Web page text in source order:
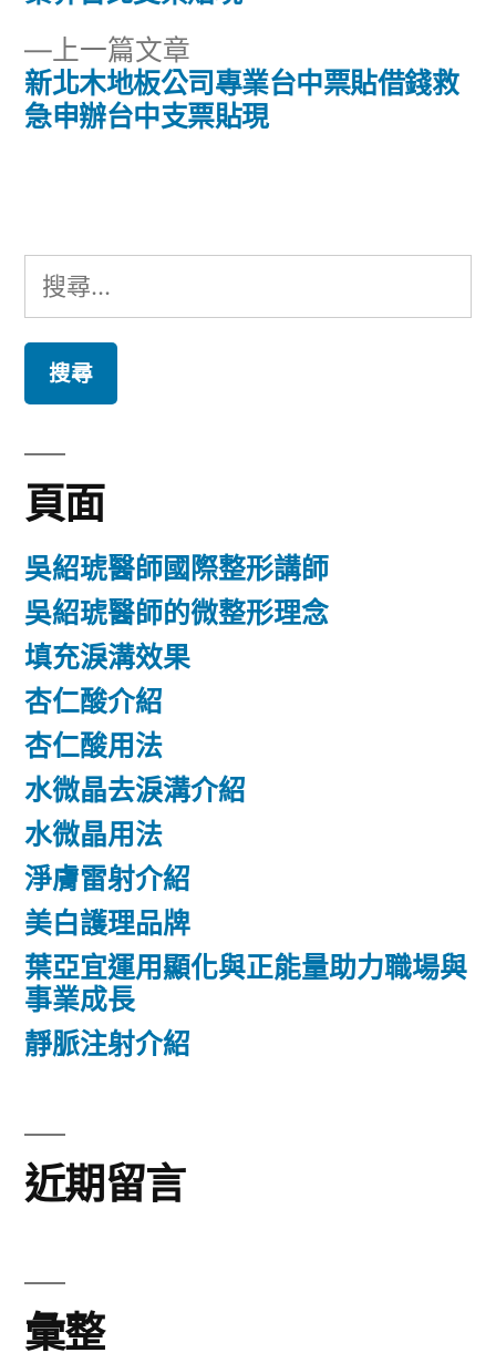
導
覽
上一篇文章
一
篇
新北木地板公司專業台中票貼借錢救
急申辦台中支票貼現
搜
尋
鍵
字:
頁面
吳紹琥醫師國際整形講師
吳紹琥醫師的微整形理念
填充淚溝效果
杏仁酸介紹
杏仁酸用法
水微晶去淚溝介紹
水微晶用法
淨膚雷射介紹
美白護理品牌
葉亞宜運用顯化與正能量助力職場與
事業成長
靜脈注射介紹
近期留言
彙整